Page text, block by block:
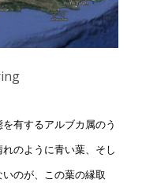
有するアルブカ属のう
のように青い葉、そし
のが、この葉の縁取